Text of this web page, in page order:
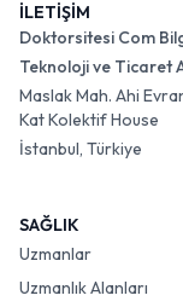
İLETİŞİM
Doktorsitesi Com
Teknoloji ve Ticaret
Maslak Mah. Ahi
Kat Kolektif House
İstanbul, Türkiye
SAĞLIK
Uzmanlar
Uzmanlık Alanları